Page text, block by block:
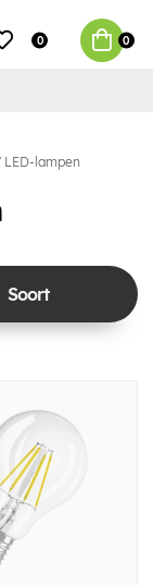
0 0
LED-lampen
Soort